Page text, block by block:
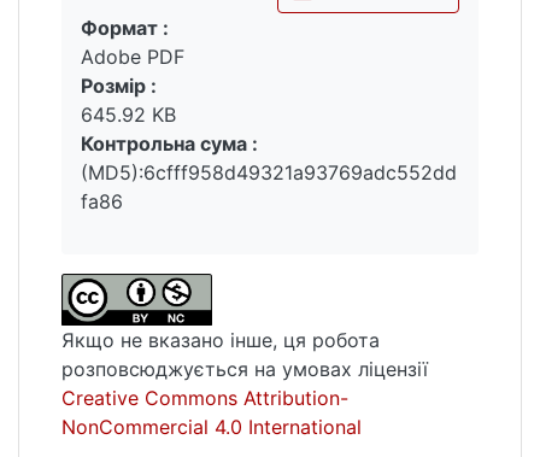
Вантажиться...
Формат :
Adobe PDF
Розмір :
645.92 KB
Контрольна сума :
(MD5):6cfff958d49321a93769adc552dd
fa86
Якщо не вказано інше, ця робота
розповсюджується на умовах ліцензії
Creative Commons Attribution-
NonCommercial 4.0 International